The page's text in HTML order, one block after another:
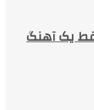
یک آهنگ